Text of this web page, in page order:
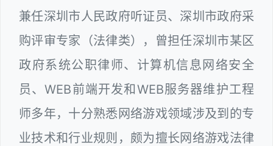
兼任深圳市人民政府听证员、深圳市政府采
购评审专家（法律类），曾担任深圳市某区
政府系统公职律师、计算机信息网络安全
员、WEB前端开发和WEB服务器维护工程
师多年，十分熟悉网络游戏领域涉及到的专
业技术和行业规则，颇为擅长网络游戏法律